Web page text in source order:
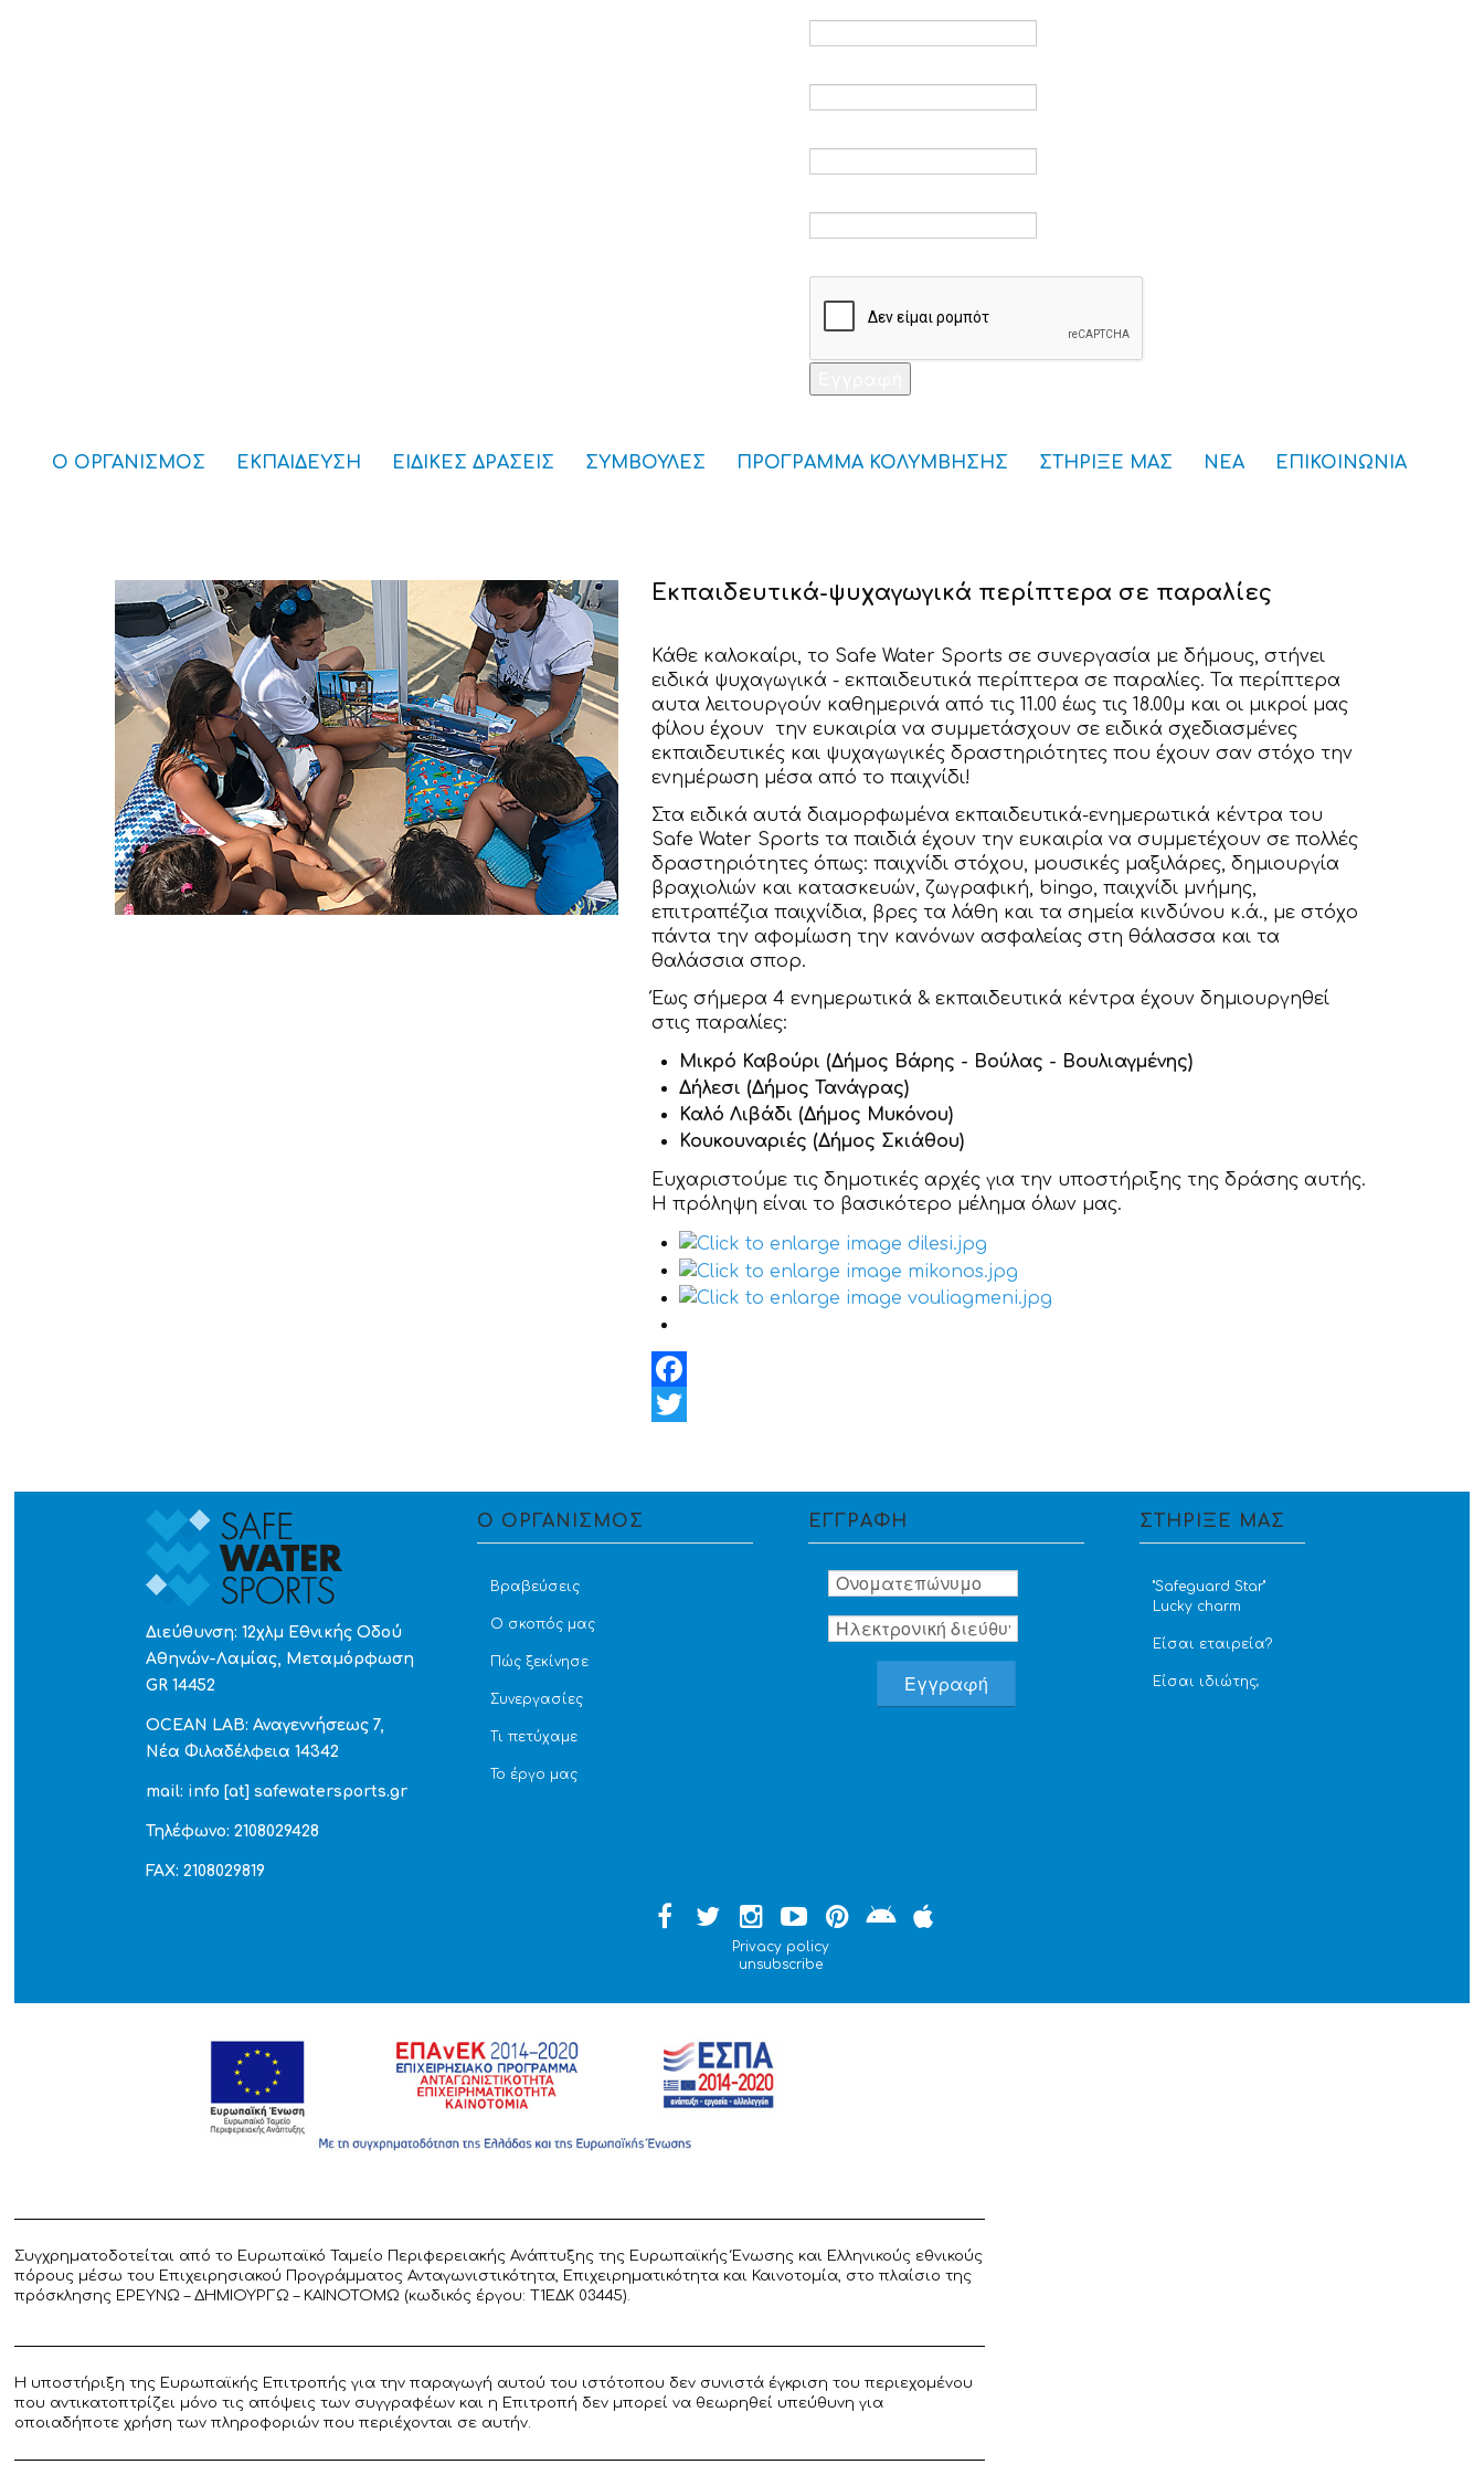
Ο ΟΡΓΑΝΙΣΜΟΣ ΕΚΠΑΙΔΕΥΣΗ ΕΙΔΙΚΕΣ ΔΡΑΣΕΙΣ ΣΥΜΒΟΥΛΕΣ ΠΡΟΓΡΑΜΜΑ ΚΟΛΥΜΒΗΣΗΣ ΣΤΗΡΙΞΕ ΜΑΣ ΝΕΑ ΕΠΙΚΟΙΝΩΝΙΑ
Εκπαιδευτικά-ψυχαγωγικά περίπτερα σε παραλίες
Κάθε καλοκαίρι, το Safe Water Sports σε συνεργασία με δήμους, στήνει
ειδικά ψυχαγωγικά - εκπαιδευτικά περίπτερα σε παραλίες. Τα περίπτερα
αυτα λειτουργούν καθημερινά από τις 11.00 έως τις 18.00μ και οι μικροί μας
φίλου έχουν την ευκαιρία να συμμετάσχουν σε ειδικά σχεδιασμένες
εκπαιδευτικές και ψυχαγωγικές δραστηριότητες που έχουν σαν στόχο την
ενημέρωση μέσα από το παιχνίδι!
Στα ειδικά αυτά διαμορφωμένα εκπαιδευτικά-ενημερωτικά κέντρα του
Safe Water Sports τα παιδιά έχουν την ευκαιρία να συμμετέχουν σε πολλές
δραστηριότητες όπως: παιχνίδι στόχου, μουσικές μαξιλάρες, δημιουργία
βραχιολιών και κατασκευών, ζωγραφική, bingo, παιχνίδι μνήμης,
επιτραπέζια παιχνίδια, βρες τα λάθη και τα σημεία κινδύνου κ.ά., με στόχο
πάντα την αφομίωση την κανόνων ασφαλείας στη θάλασσα και τα
θαλάσσια σπορ.
Έως σήμερα 4 ενημερωτικά & εκπαιδευτικά κέντρα έχουν δημιουργηθεί
στις παραλίες:
Μικρό Καβούρι (Δήμος Βάρης - Βούλας - Βουλιαγμένης)
Δήλεσι (Δήμος Τανάγρας)
Καλό Λιβάδι (Δήμος Μυκόνου)
Κουκουναριές (Δήμος Σκιάθου)
Ευχαριστούμε τις δημοτικές αρχές για την υποστήριξης της δράσης αυτής.
Η πρόληψη είναι το βασικότερο μέλημα όλων μας.
Facebook
Διεύθυνση: 12χλμ Εθνικής Οδού
Αθηνών-Λαμίας, Μεταμόρφωση
GR 14452
OCEAN LAB: Αναγεννήσεως 7,
Νέα Φιλαδέλφεια 14342
mail: info [at] safewatersports.gr
Τηλέφωνο: 2108029428
FAX: 2108029819
Ο ΟΡΓΑΝΙΣΜΟΣ
Βραβεύσεις
Ο σκοπός μας
Πώς ξεκίνησε
Συνεργασίες
Τι πετύχαμε
Το έργο μας
ΕΓΓΡΑΦΗ ΣΤΗΡΙΞΕ ΜΑΣ
''Safeguard Star''
Lucky charm
Είσαι εταιρεία?
Είσαι ιδιώτης;
Privacy policy
unsubscribe
Συγχρηματοδοτείται από το Ευρωπαϊκό Ταμείο Περιφερειακής Ανάπτυξης της Ευρωπαϊκής Ένωσης και Ελληνικούς εθνικούς
πόρους μέσω του Επιχειρησιακού Προγράμματος Ανταγωνιστικότητα, Επιχειρηματικότητα και Καινοτομία, στο πλαίσιο της
πρόσκλησης ΕΡΕΥΝΩ – ΔΗΜΙΟΥΡΓΩ – ΚΑΙΝΟΤΟΜΩ (κωδικός έργου: T1ΕΔΚ 03445).
Η υποστήριξη της Ευρωπαϊκής Επιτροπής για την παραγωγή αυτού του ιστότοπου δεν συνιστά έγκριση του περιεχομένου
που αντικατοπτρίζει μόνο τις απόψεις των συγγραφέων και η Επιτροπή δεν μπορεί να θεωρηθεί υπεύθυνη για
οποιαδήποτε χρήση των πληροφοριών που περιέχονται σε αυτήν.